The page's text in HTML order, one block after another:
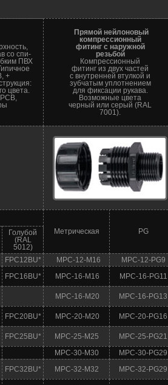
со спи-
ПВХ
+
цвета.
Прямой нейлоновый
компрессионный
фитинг с наружной
резьбой
Компрессионный
фитинг из двух частей
с внутренней втулкой и
зубчатым уплотнением
для фиксации рукава.
Возможные цвета
черный или серый (RAL
7001).
Метрическая PG
Голубой
(RAL
5012)
FPC12BU* MPC-12-M16 MPC-12-PG9
FPC16BU* MPC-16-M16 MPC-16-PG11
MPC-16-M20 MPC-16-PG13
FPC20BU* MPC-20-M20 MPC-20-PG16
FPC25BU* MPC-25-M25 MPC-25-PG21
MPC-30-M30 MPC-30-PG29
FPC32BU* MPC-32-M32 MPC-32-PG29